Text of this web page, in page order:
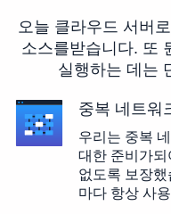
오늘 클라우드 서버
소스를받습니다. 또
실행하는 데는
중복 네트워
우리는 중복
대한 준비가되
없도록 보장
마다 항상 사